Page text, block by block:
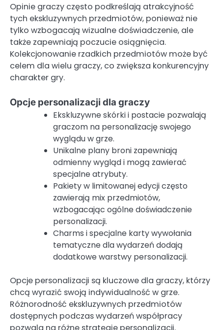
Opinie graczy często podkreślają atrakcyjność
tych ekskluzywnych przedmiotów, ponieważ nie
tylko wzbogacają wizualne doświadczenie, ale
także zapewniają poczucie osiągnięcia.
Kolekcjonowanie rzadkich przedmiotów może być
celem dla wielu graczy, co zwiększa konkurencyjny
charakter gry.
Opcje personalizacji dla graczy
Ekskluzywne skórki i postacie pozwalają
graczom na personalizację swojego
wyglądu w grze.
Unikalne plany broni zapewniają
odmienny wygląd i mogą zawierać
specjalne atrybuty.
Pakiety w limitowanej edycji często
zawierają mix przedmiotów,
wzbogacając ogólne doświadczenie
personalizacji.
Charms i specjalne karty wywołania
tematyczne dla wydarzeń dodają
dodatkowe warstwy personalizacji.
Opcje personalizacji są kluczowe dla graczy, którzy
chcą wyrazić swoją indywidualność w grze.
Różnorodność ekskluzywnych przedmiotów
dostępnych podczas wydarzeń współpracy
pozwala na różne strategie personalizacji.